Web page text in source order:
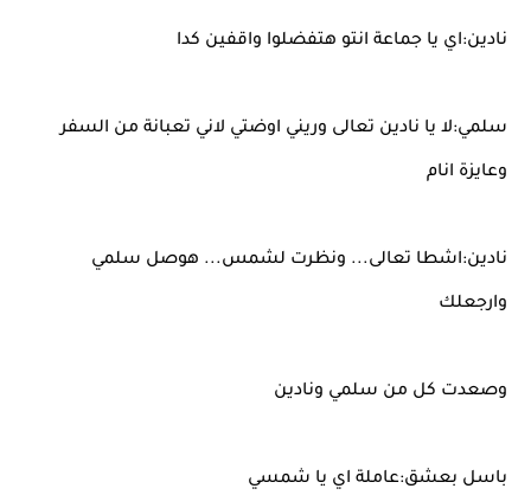
نادين:اي يا جماعة انتو هتفضلوا واقفين كدا
سلمي:لا يا نادين تعالى وريني اوضتي لاني تعبانة من السفر
وعايزة انام
نادين:اشطا تعالى... ونظرت لشمس... هوصل سلمي
وارجعلك
وصعدت كل من سلمي ونادين
باسل بعشق:عاملة اي يا شمسي